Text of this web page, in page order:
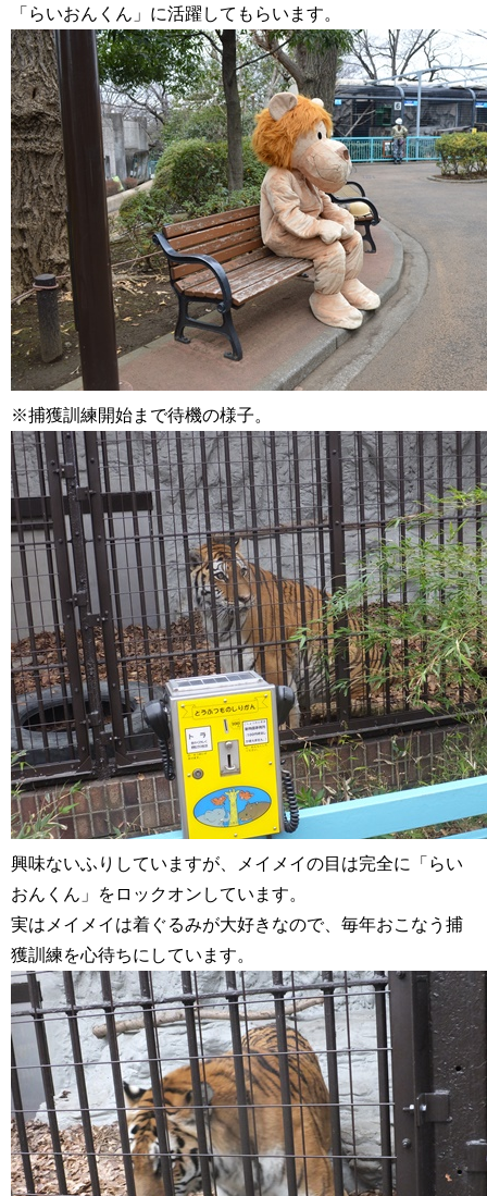
「らいおんくん」に活躍してもらいます。
※捕獲訓練開始まで待機の様子。
興味ないふりしていますが、メイメイの目は完全に「らい
おんくん」をロックオンしています。
実はメイメイは着ぐるみが大好きなので、毎年おこなう捕
獲訓練を心待ちにしています。